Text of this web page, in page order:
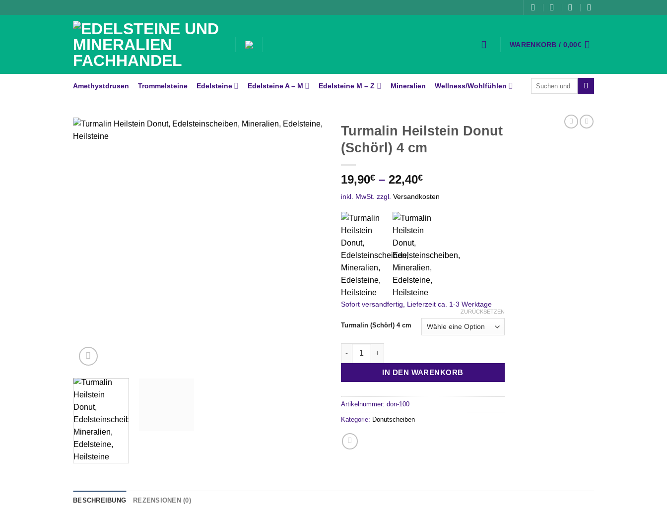
WARENKORB / 0,00€
Amethystdrusen Trommelsteine Edelsteine Edelsteine A – M Edelsteine M – Z Mineralien Wellness/Wohlfühlen
Turmalin Heilstein Donut
(Schörl) 4 cm
19,90€ – 22,40€
inkl. MwSt. zzgl. Versandkosten
Sofort versandfertig, Lieferzeit ca. 1-3 Werktage
Turmalin (Schörl) 4 cm
ZURÜCKSETZEN
Turmalin Heilstein Donut (Schörl) 4 cm Menge
IN DEN WARENKORB
Artikelnummer: don-100
Kategorie: Donutscheiben
BESCHREIBUNG REZENSIONEN (0)